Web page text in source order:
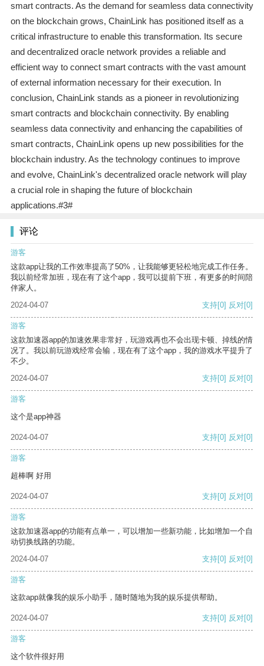
smart contracts. As the demand for seamless data connectivity
on the blockchain grows, ChainLink has positioned itself as a
critical infrastructure to enable this transformation. Its secure
and decentralized oracle network provides a reliable and
efficient way to connect smart contracts with the vast amount
of external information necessary for their execution. In
conclusion, ChainLink stands as a pioneer in revolutionizing
smart contracts and blockchain connectivity. By enabling
seamless data connectivity and enhancing the capabilities of
smart contracts, ChainLink opens up new possibilities for the
blockchain industry. As the technology continues to improve
and evolve, ChainLink's decentralized oracle network will play
a crucial role in shaping the future of blockchain
applications.#3#
评论
游客
这款app让我的工作效率提高了50%，让我能够更轻松地完成工作任务。
我以前经常加班，现在有了这个app，我可以提前下班，有更多的时间陪
伴家人。
2024-04-07
支持[0] 反对[0]
游客
这款加速器app的加速效果非常好，玩游戏再也不会出现卡顿、掉线的情
况了。我以前玩游戏经常会输，现在有了这个app，我的游戏水平提升了
不少。
2024-04-07
支持[0] 反对[0]
游客
这个是app神器
2024-04-07 支持[0] 反对[0]
游客
超棒啊 好用
2024-04-07 支持[0] 反对[0]
游客
这款加速器app的功能有点单一，可以增加一些新功能，比如增加一个自
动切换线路的功能。
2024-04-07
支持[0] 反对[0]
游客
这款app就像我的娱乐小助手，随时随地为我的娱乐提供帮助。
2024-04-07 支持[0] 反对[0]
游客
这个软件很好用